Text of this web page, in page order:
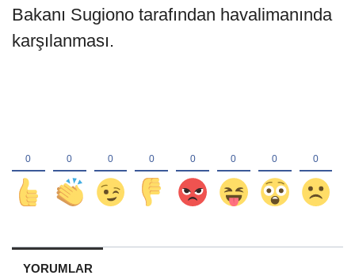
Bakanı Sugiono tarafından havalimanında
karşılanması.
YORUMLAR